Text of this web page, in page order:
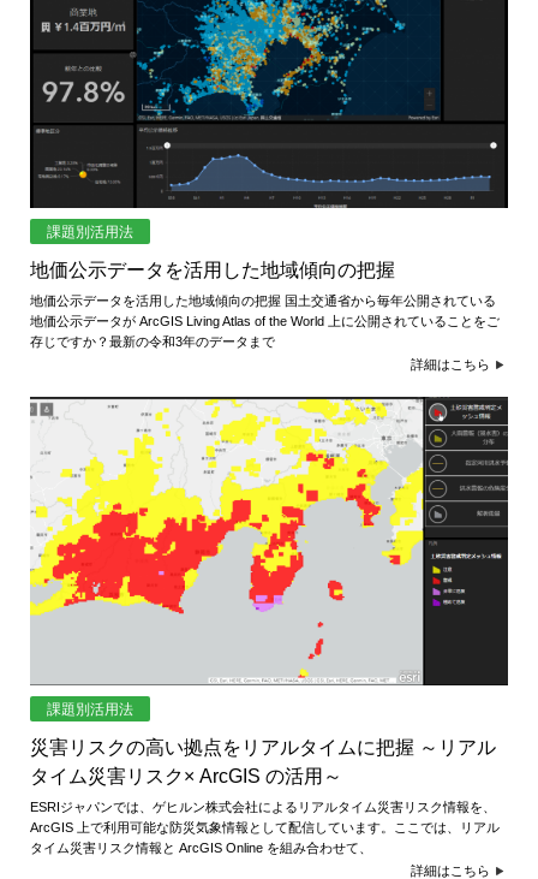
課題別活用法
地価公示データを活用した地域傾向の把握
地価公示データを活用した地域傾向の把握 国土交通省から毎年公開されている
地価公示データが ArcGIS Living Atlas of the World 上に公開されていることをご
存じですか？最新の令和3年のデータまで
詳細はこちら
課題別活用法
災害リスクの高い拠点をリアルタイムに把握 ～リアル
タイム災害リスク× ArcGIS の活用～
ESRIジャパンでは、ゲヒルン株式会社によるリアルタイム災害リスク情報を、
ArcGIS 上で利用可能な防災気象情報として配信しています。ここでは、リアル
タイム災害リスク情報と ArcGIS Online を組み合わせて、
詳細はこちら